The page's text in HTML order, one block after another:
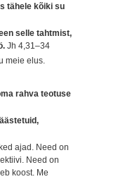
tähele kõiki su
selle tahtmist,
Jh 4,31–34
meie elus.
rahva teotuse
ajad. Need on
Need on
koost. Me